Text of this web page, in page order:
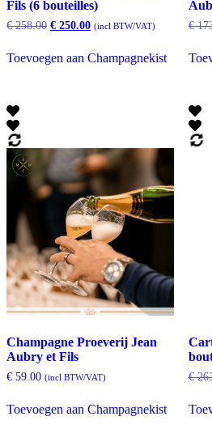
Fils (6 bouteilles)
€258.00 Oorspronkelijke
€ 258.00.
€ 250.00Huidige
is:
€ 250.00.
(incl BTW/VAT)
Toevoegen aan Champagnekist
€
Champagne Proeverij Jean
Aubry et Fils
€ 59.00 (incl BTW/VAT)
Toevoegen aan Champagnekist
€